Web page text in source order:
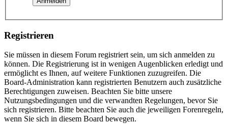
Registrieren
Sie müssen in diesem Forum registriert sein, um sich anmelden zu
können. Die Registrierung ist in wenigen Augenblicken erledigt und
ermöglicht es Ihnen, auf weitere Funktionen zuzugreifen. Die
Board-Administration kann registrierten Benutzern auch zusätzliche
Berechtigungen zuweisen. Beachten Sie bitte unsere
Nutzungsbedingungen und die verwandten Regelungen, bevor Sie
sich registrieren. Bitte beachten Sie auch die jeweiligen Forenregeln,
wenn Sie sich in diesem Board bewegen.